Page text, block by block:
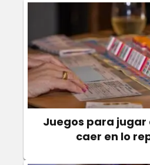
Juegos para jugar
caer en lo